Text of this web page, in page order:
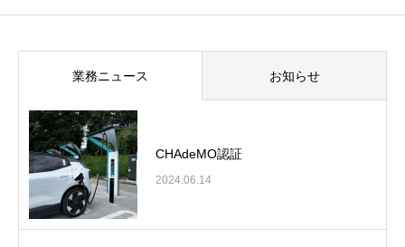
業務ニュース お知らせ
CHAdeMO認証
2024.06.14